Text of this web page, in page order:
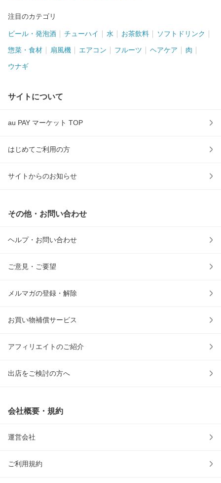
注目のカテゴリ
ビール・発泡酒 チューハイ 水 お茶飲料 ソフトドリンク
惣菜・食材 扇風機 エアコン フルーツ ヘアケア 肉
ウナギ
サイトについて
au PAY マーケット TOP
はじめてご利用の方
サイトからのお知らせ
その他・お問い合わせ
ヘルプ・お問い合わせ
ご意見・ご要望
メルマガの登録・解除
お買い物補償サービス
アフィリエイトのご紹介
出店をご検討の方へ
会社概要・規約
運営会社
ご利用規約